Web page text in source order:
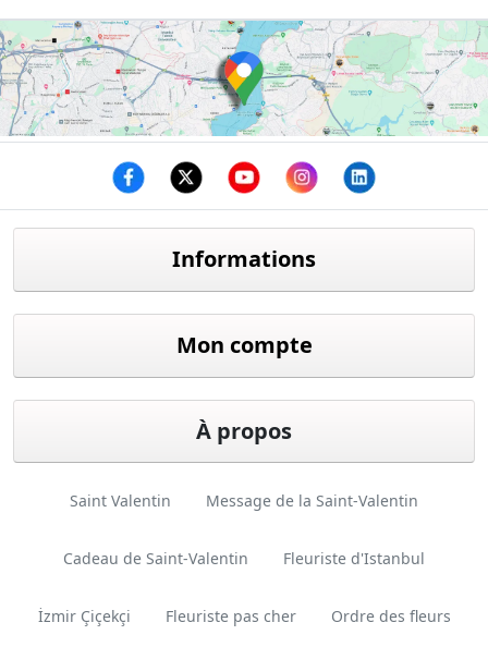
Informations
Mon compte
À propos
Saint Valentin Message de la Saint-Valentin
Cadeau de Saint-Valentin Fleuriste d'Istanbul
İzmir Çiçekçi Fleuriste pas cher Ordre des fleurs